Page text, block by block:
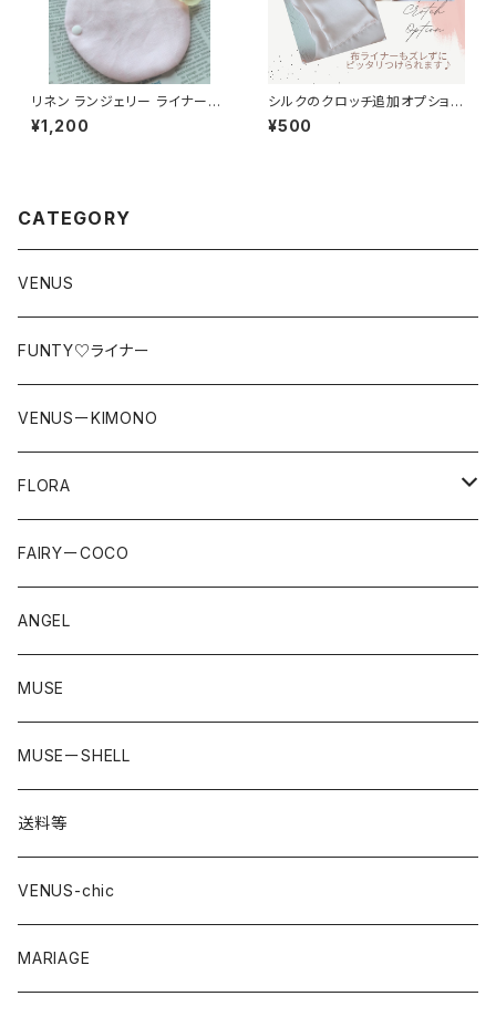
リネン ランジェリー ライナー（p
ink）
¥1,200
シルクのクロッチ追加オプション
（VENUSシリーズ用）
¥500
CATEGORY
VENUS
FUNTY♡ライナー
VENUSーKIMONO
FLORA
LACE
straeberry
FAIRYーCOCO
ANGEL
MUSE
MUSEーSHELL
送料等
VENUS-chic
MARIAGE